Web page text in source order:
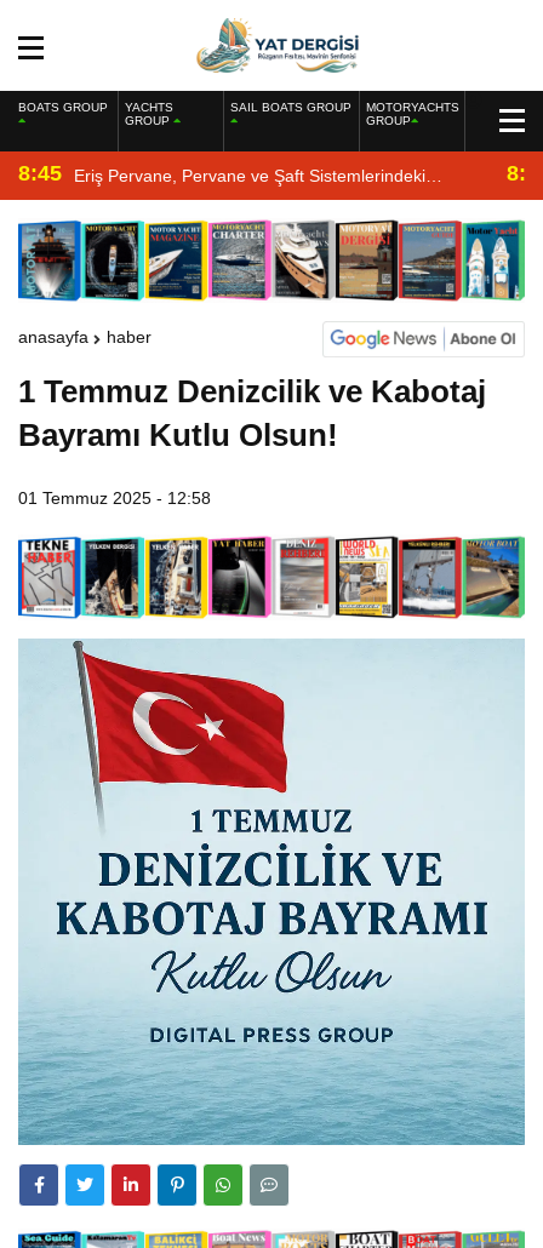
BOATS GROUP
YACHTS
GROUP
SAIL BOATS GROUP
MOTORYACHTS
GROUP
8:45 Eriş Pervane, Pervane ve Şaft Sistemlerindeki
Uzmanlığıyla Yat Dergisi’nde
anasayfa haber
1 Temmuz Denizcilik ve Kabotaj
Bayramı Kutlu Olsun!
01 Temmuz 2025 - 12:58